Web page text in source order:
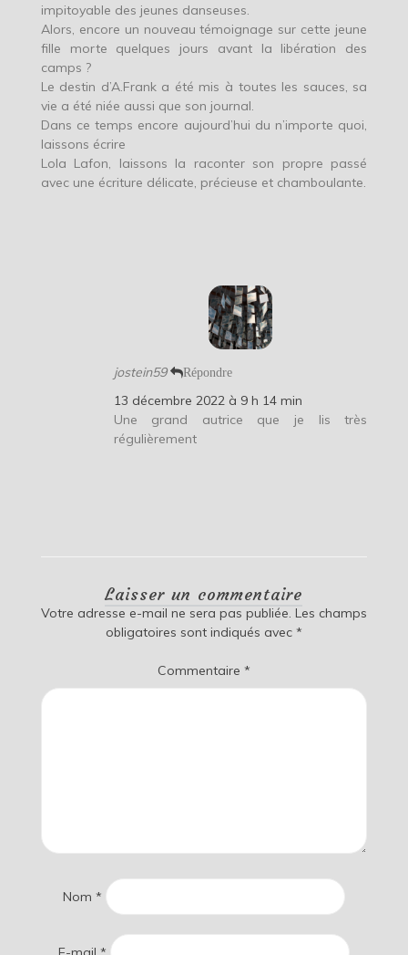
impitoyable des jeunes danseuses.
Alors, encore un nouveau témoignage sur cette jeune
fille morte quelques jours avant la libération des
camps ?
Le destin d’A.Frank a été mis à toutes les sauces, sa
vie a été niée aussi que son journal.
Dans ce temps encore aujourd’hui du n’importe quoi,
laissons écrire
Lola Lafon, laissons la raconter son propre passé
avec une écriture délicate, précieuse et chamboulante.
jostein59 Répondre
13 décembre 2022 à 9 h 14 min
Une grand autrice que je lis très
régulièrement
Laisser un commentaire
Votre adresse e-mail ne sera pas publiée. Les champs
obligatoires sont indiqués avec *
Commentaire *
Nom *